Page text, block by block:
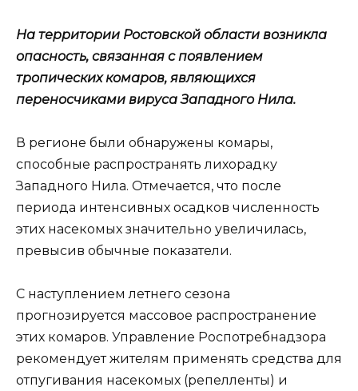
На территории Ростовской области возникла
опасность, связанная с появлением
тропических комаров, являющихся
переносчиками вируса Западного Нила.
В регионе были обнаружены комары,
способные распространять лихорадку
Западного Нила. Отмечается, что после
периода интенсивных осадков численность
этих насекомых значительно увеличилась,
превысив обычные показатели.
С наступлением летнего сезона
прогнозируется массовое распространение
этих комаров. Управление Роспотребнадзора
рекомендует жителям применять средства для
отпугивания насекомых (репелленты) и